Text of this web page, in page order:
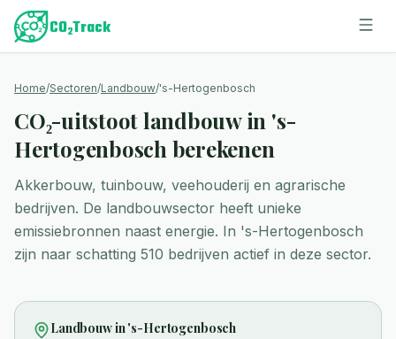
Home/Sectoren/Landbouw/'s-Hertogenbosch
CO₂-uitstoot landbouw in 's-
Hertogenbosch berekenen
Akkerbouw, tuinbouw, veehouderij en agrarische
bedrijven. De landbouwsector heeft unieke
emissiebronnen naast energie. In 's-Hertogenbosch
zijn naar schatting 510 bedrijven actief in deze sector.
Landbouwin's-Hertogenbosch